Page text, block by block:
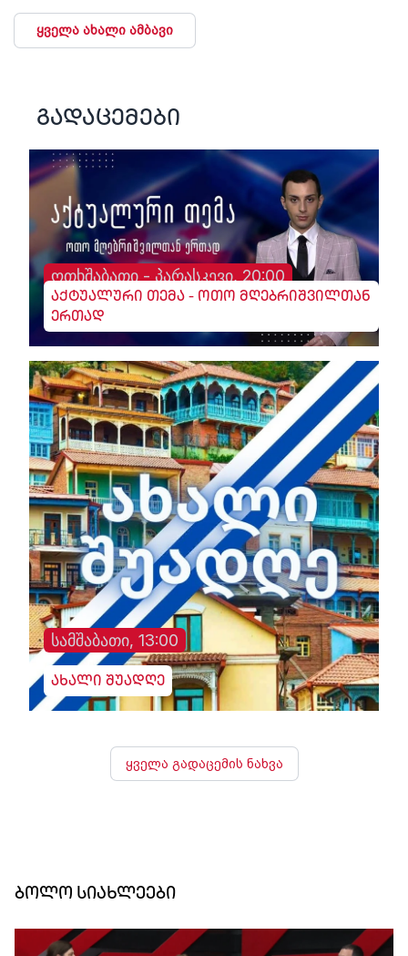
ყველა ახალი ამბავი
გადაცემები
ოთხშაბათი - პარასკევი, 20:00
აქტუალური თემა - ოთო მღებრიშვილთან
ერთად
სამშაბათი, 13:00
ახალი შუადღე
ყველა გადაცემის ნახვა
ბოლო სიახლეები